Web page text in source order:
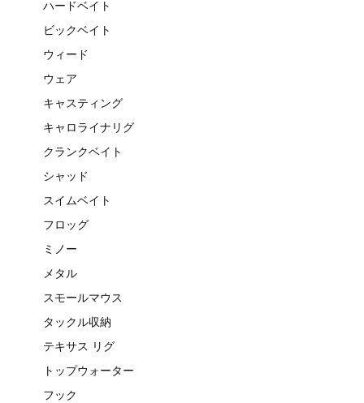
ハードベイト
ビックベイト
ウィード
ウェア
キャスティング
キャロライナリグ
クランクベイト
シャッド
スイムベイト
フロッグ
ミノー
メタル
スモールマウス
タックル収納
テキサス リグ
トップウォーター
フック